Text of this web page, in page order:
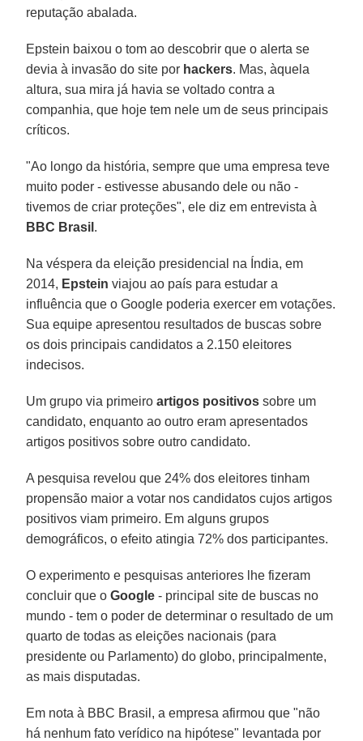
reputação abalada.
Epstein baixou o tom ao descobrir que o alerta se
devia à invasão do site por hackers. Mas, àquela
altura, sua mira já havia se voltado contra a
companhia, que hoje tem nele um de seus principais
críticos.
"Ao longo da história, sempre que uma empresa teve
muito poder - estivesse abusando dele ou não -
tivemos de criar proteções", ele diz em entrevista à
BBC Brasil .
Na véspera da eleição presidencial na Índia, em
2014, Epstein viajou ao país para estudar a
influência que o Google poderia exercer em votações.
Sua equipe apresentou resultados de buscas sobre
os dois principais candidatos a 2.150 eleitores
indecisos.
Um grupo via primeiroartigos positivos sobre um
candidato, enquanto ao outro eram apresentados
artigos positivos sobre outro candidato.
A pesquisa revelou que 24% dos eleitores tinham
propensão maior a votar nos candidatos cujos artigos
positivos viam primeiro. Em alguns grupos
demográficos, o efeito atingia 72% dos participantes.
O experimento e pesquisas anteriores lhe fizeram
concluir que oGoogle - principal site de buscas no
mundo - tem o poder de determinar o resultado de um
quarto de todas as eleições nacionais (para
presidente ou Parlamento) do globo, principalmente,
as mais disputadas.
Em nota à BBC Brasil, a empresa afirmou que "não
há nenhum fato verídico na hipótese" levantada por